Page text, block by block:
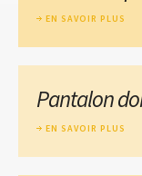
EN SAVOIR PLUS
Pantalon
EN SAVOIR PLUS